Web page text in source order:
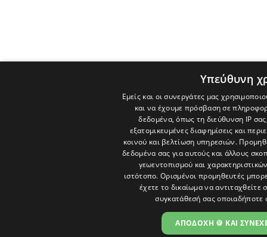
Υπεύθυνη
Εμείς και οι συνεργάτες μας
και να έχουμε πρόσβαση σε
δεδομένα, όπως τη διεύθυνση IP
εξατομικευμένες διαφημίσεις και
κοινού και βελτίωση υπηρεσιών.
δεδομένα σας για αυτούς και άλλους
γεωεντοπισμού και
ιστότοπο. Ορισμένοι προμηθευτές
έχετε το δικαίωμα να αντιταχθείτε
συγκατάθεσή σας οποιαδήποτε
ΑΠΟΔΟΧΗ 🍪 ΚΑΙ